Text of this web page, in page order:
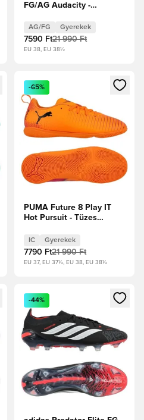
FG/AG Audacity -
sárga/PUMA
Fekete/Napfényes Gyerek
AG/FG Gyerekek
7590 Ft21 990 Ft
EU 38, EU 38½
vagy a tagként
Megnyit egy modált a
-65%
PUMA Future 8 Play IT
Hot Pursuit - Tüzes
Fekete/Ravish Gyerek
IC Gyerekek
7790 Ft21 990 Ft
EU 37, EU 37½, EU 38, EU 38½
vagy a tagként
Megnyit egy modált a
-44%